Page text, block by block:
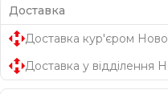
Доставка
Доставка кур'єром
Доставка у відділення